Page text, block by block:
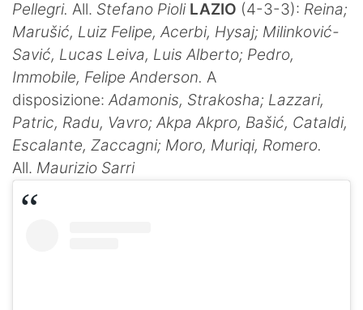
Pellegri. All. Stefano Pioli LAZIO (4-3-3): Reina;
Marušić, Luiz Felipe, Acerbi, Hysaj; Milinković-
Savić, Lucas Leiva, Luis Alberto; Pedro,
Immobile, Felipe Anderson. A
disposizione: Adamonis, Strakosha; Lazzari,
Patric, Radu, Vavro; Akpa Akpro, Bašić, Cataldi,
Escalante, Zaccagni; Moro, Muriqi, Romero.
All. Maurizio Sarri